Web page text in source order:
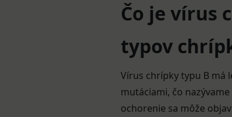
Čo je vírus
typov
Vírus chrípky typu B má
mutáciami, čo nazývame
ochorenie sa môže